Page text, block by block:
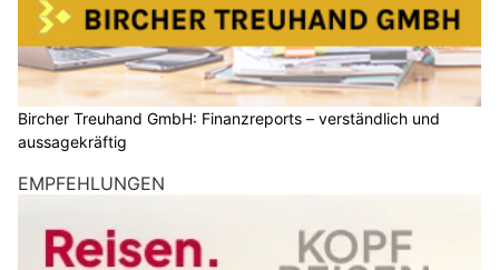
Bircher Treuhand GmbH: Finanzreports – verständlich und
aussagekräftig
EMPFEHLUNGEN